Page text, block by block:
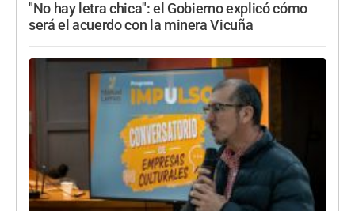
"No hay letra chica": el Gobierno explicó cómo
será el acuerdo con la minera Vicuña